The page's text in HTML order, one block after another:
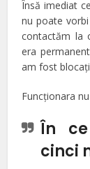
Însă imediat
nu poate
contactăm la
era
am fost
Funcţionara
În
cinci